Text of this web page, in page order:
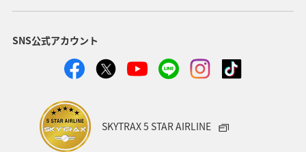
ワーケーション 知床 鹿児島県
日本の歴史・文化・芸術
シドニー 広島県 春
ロウニンアジ（GT）
岩手県 秋田県
SNS公式アカウント
SKYTRAX 5 STAR AIRLINE